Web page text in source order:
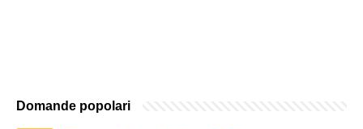
Domande popolari